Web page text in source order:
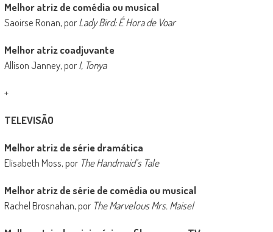
Melhor atriz de comédia ou musical
Saoirse Ronan, porLady Bird: É Hora de Voar
Melhor atriz coadjuvante
Allison Janney, porI, Tonya
+
TELEVISÃO
Melhor atriz de série dramática
Elisabeth Moss, por The Handmaid’s Tale
Melhor atriz de série de comédia ou musical
Rachel Brosnahan, por The Marvelous Mrs. Maisel